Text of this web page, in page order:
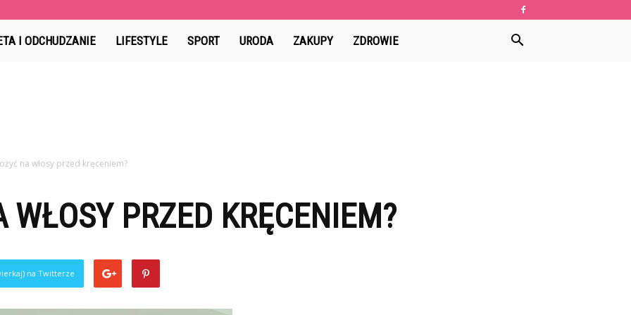
I ODCHUDZANIE LIFESTYLE SPORT URODA ZAKUPY ZDROWIE
na włosy przed kręceniem?
WŁOSY PRZED KRĘCENIEM?
na Twitterze